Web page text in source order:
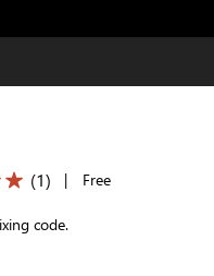
(1) | Free
code.